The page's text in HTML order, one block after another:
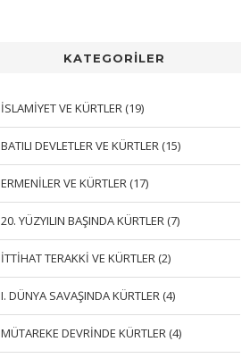
KATEGORİLER
İSLAMIYET VE KÜRTLER (19)
BATILI DEVLETLER VE KÜRTLER (15)
ERMENİLER VE KÜRTLER (17)
20. YÜZYILIN BAŞINDA KÜRTLER (7)
İTTIHAT TERAKKI VE KÜRTLER (2)
I. DÜNYA SAVAŞINDA KÜRTLER (4)
MÜTAREKE DEVRİNDE KÜRTLER (4)